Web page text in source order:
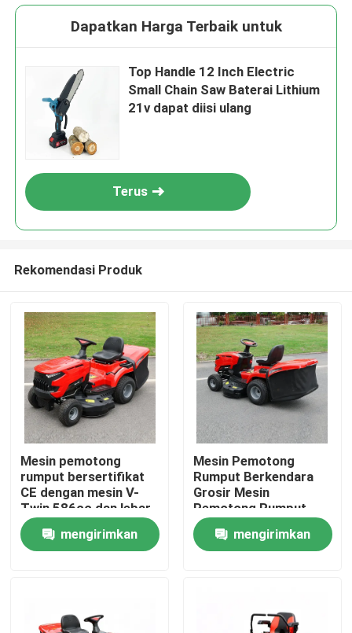
Rumah
video
Dapatkan Harga Terbaik untuk
Top Handle 12 Inch Electric
Small Chain Saw Baterai Lithium
21v dapat diisi ulang
Terus
Rekomendasi Produk
Mesin pemotong
rumput bersertifikat
CE dengan mesin V-
Twin 586cc dan lebar
pemotongan 40,2 inci
dengan pemotong
rumput 245L
mengirimkan
Mesin Pemotong
Rumput Berkendara
Grosir Mesin
Pemotong Rumput
Bensin Berkendara
EPA Disetujui Mesin
420cc Lebar Potong
mengirimkan